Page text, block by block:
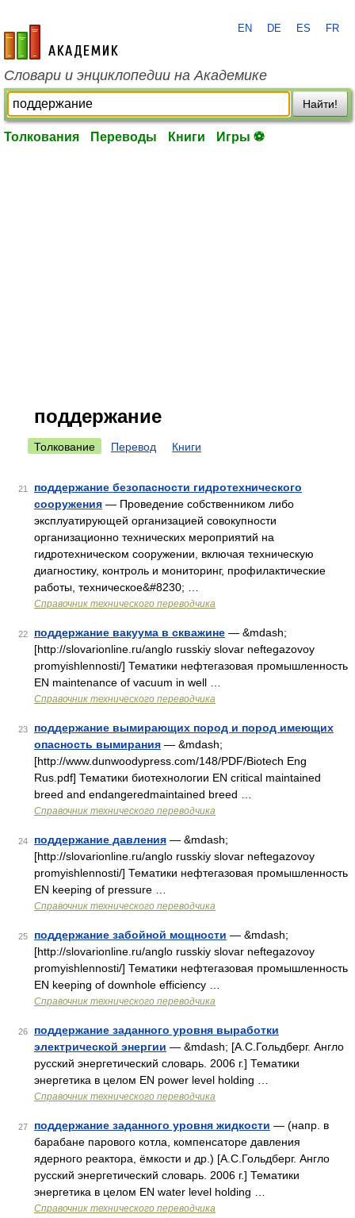
academic.ru
EN DE ES FR
Словари и энциклопедии на Академике
Найти!
Толкования Переводы Книги Игры ⚽
поддержание
Толкование Перевод Книги
21
поддержание безопасности гидротехнического
сооружения — Проведение собственником либо
эксплуатирующей организацией совокупности
организационно технических мероприятий на
гидротехническом сооружении, включая техническую
диагностику, контроль и мониторинг, профилактические
работы, техническое&#8230; …
Справочник технического переводчика
22 поддержание вакуума в скважине — &mdash;
[http://slovarionline.ru/anglo russkiy slovar neftegazovoy
promyishlennosti/] Тематики нефтегазовая промышленность
EN maintenance of vacuum in well …
Справочник технического переводчика
23
поддержание вымирающих пород и пород имеющих
опасность вымирания — &mdash;
[http://www.dunwoodypress.com/148/PDF/Biotech Eng
Rus.pdf] Тематики биотехнологии EN critical maintained
breed and endangeredmaintained breed …
Справочник технического переводчика
24 поддержание давления — &mdash;
[http://slovarionline.ru/anglo russkiy slovar neftegazovoy
promyishlennosti/] Тематики нефтегазовая промышленность
EN keeping of pressure …
Справочник технического переводчика
25 поддержание забойной мощности — &mdash;
[http://slovarionline.ru/anglo russkiy slovar neftegazovoy
promyishlennosti/] Тематики нефтегазовая промышленность
EN keeping of downhole efficiency …
Справочник технического переводчика
26
поддержание заданного уровня выработки
электрической энергии — &mdash; [А.С.Гольдберг. Англо
русский энергетический словарь. 2006 г.] Тематики
энергетика в целом EN power level holding …
Справочник технического переводчика
27 поддержание заданного уровня жидкости — (напр. в
барабане парового котла, компенсаторе давления
ядерного реактора, ёмкости и др.) [А.С.Гольдберг. Англо
русский энергетический словарь. 2006 г.] Тематики
энергетика в целом EN water level holding …
Справочник технического переводчика